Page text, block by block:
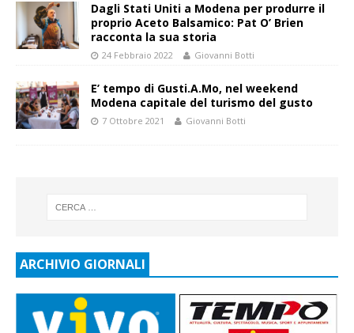
Dagli Stati Uniti a Modena per produrre il
proprio Aceto Balsamico: Pat O’ Brien
racconta la sua storia
24 Febbraio 2022 Giovanni Botti
E’ tempo di Gusti.A.Mo, nel weekend
Modena capitale del turismo del gusto
7 Ottobre 2021 Giovanni Botti
ARCHIVIO GIORNALI